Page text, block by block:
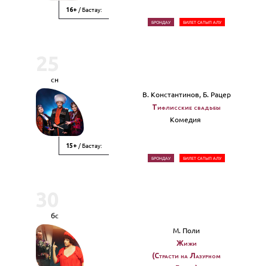
16+ / Бастау:
БРОНДАУ БИЛЕТ САТЫП АЛУ
сн
15+ / Бастау:
В. Константинов, Б. Рацер
Тифлисские свадьбы
Комедия
БРОНДАУ БИЛЕТ САТЫП АЛУ
бс
М. Поли
Жижи
(Страсти на Лазурном